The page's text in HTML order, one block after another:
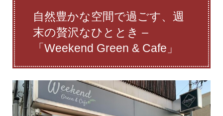
自然豊かな空間で過ごす、週
末の贅沢なひととき –
「Weekend Green & Cafe」